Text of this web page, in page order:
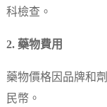
科檢查。
2. 藥物費用
藥物價格因品牌和
民幣。